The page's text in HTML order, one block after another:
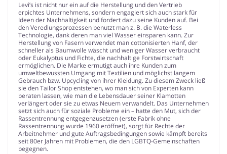
Levi’s ist nicht nur ein auf die Herstellung und den Vertrieb
erpichtes Unternehmens, sondern engagiert sich auch stark für
Ideen der Nachhaltigkeit und fordert dazu seine Kunden auf. Bei
den Veredlungsprozessen benutzt man z. B. die Waterless
Technologie, dank deren man viel Wasser einsparen kann. Zur
Herstellung von Fasern verwendet man cottonisierten Hanf, der
schneller als Baumwolle wäscht und weniger Wasser verbraucht
oder Eukalyptus und Fichte, die nachhaltige Forstwirtschaft
ermöglichen. Die Marke ermutigt auch ihre Kunden zum
umweltbewussten Umgang mit Textilien und möglichst langem
Gebrauch bzw. Upcycling von ihrer Kleidung. Zu diesem Zweck ließ
sie den Tailor Shop entstehen, wo man sich von Experten kann
beraten lassen, wie man die Lebensdauer seiner Klamotten
verlängert oder sie zu etwas Neuem verwandelt. Das Unternehmen
setzt sich auch für soziale Probleme ein – hatte den Mut, sich der
Rassentrennung entgegenzusetzen (erste Fabrik ohne
Rassentrennung wurde 1960 eröffnet), sorgt für Rechte der
Arbeitnehmer und gute Auftragsbedingungen sowie kämpft bereits
seit 80er Jahren mit Problemen, die den LGBTQ-Gemeinschaften
begegnen.